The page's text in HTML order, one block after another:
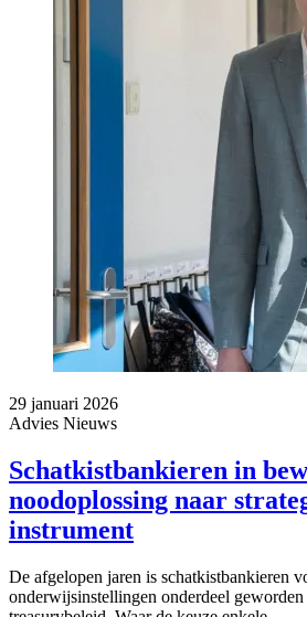
29 januari 2026
Advies Nieuws
Schatkistbankieren in
noodoplossing naar
instrument
De afgelopen jaren is schatkistbankieren
onderwijsinstellingen onderdeel